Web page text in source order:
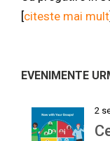
[citeste mai mult]
EVENIMENTE
2